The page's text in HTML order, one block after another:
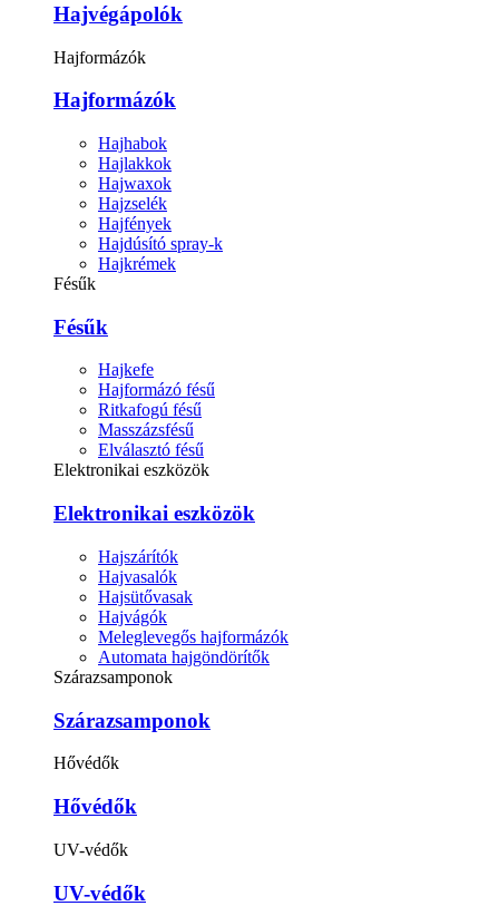
Hajvégápolók
Hajformázók
Hajformázók
Hajhabok
Hajlakkok
Hajwaxok
Hajzselék
Hajfények
Hajdúsító spray-k
Hajkrémek
Fésűk
Fésűk
Hajkefe
Hajformázó fésű
Ritkafogú fésű
Masszázsfésű
Elválasztó fésű
Elektronikai eszközök
Elektronikai eszközök
Hajszárítók
Hajvasalók
Hajsütővasak
Hajvágók
Meleglevegős hajformázók
Automata hajgöndörítők
Szárazsamponok
Szárazsamponok
Hővédők
Hővédők
UV-védők
UV-védők